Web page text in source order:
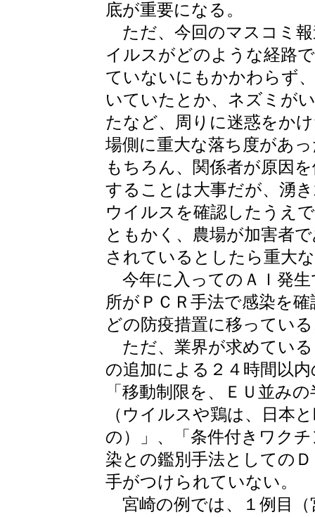
底が重要になる。
ただ、今回のマスコミ
イルスがどのような経路
ていないにもかかわらず
いていたとか、ネズミが
たなど、周りに迷惑をか
場側に重大な落ち度があ
もちろん、関係者が原因
することは大事だが、湧
ウイルスを確認したうえ
ともかく、農場が加害者
されているとしたら重大
今年に入ってのＡＩ発生
所がＰＣＲ手法で感染を
どの防疫措置に移ってい
ただ、業界が求めてい
の追加による２４時間以
「移動制限を、ＥＵ並み
（ウイルスや鶏は、日本
の）」、「条件付きワク
染との鑑別手法としての
手がつけられていない。
宮崎の例では、１例目（